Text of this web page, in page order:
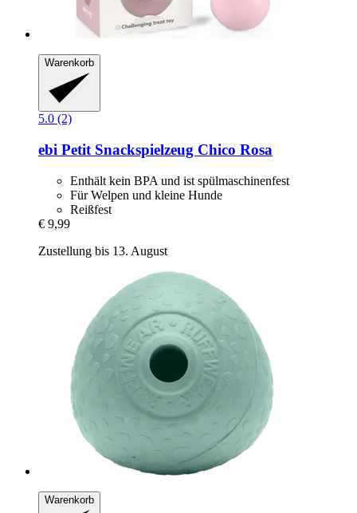
Warenkorb
5.0 (2)
ebi Petit Snackspielzeug Chico Rosa
Enthält kein BPA und ist spülmaschinenfest
Für Welpen und kleine Hunde
Reißfest
€ 9,99
Zustellung bis 13. August
Warenkorb